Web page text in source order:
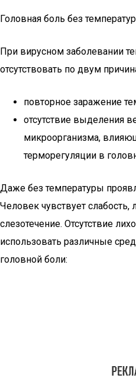
Головная боль без
При вирусном заболевании
отсутствовать по двум
повторное заражение
отсутствие выделения
микроорганизма,
терморегуляции в
Даже без температуры
Человек чувствует слабость,
слезотечение. Отсутствие
использовать различные
головной боли: